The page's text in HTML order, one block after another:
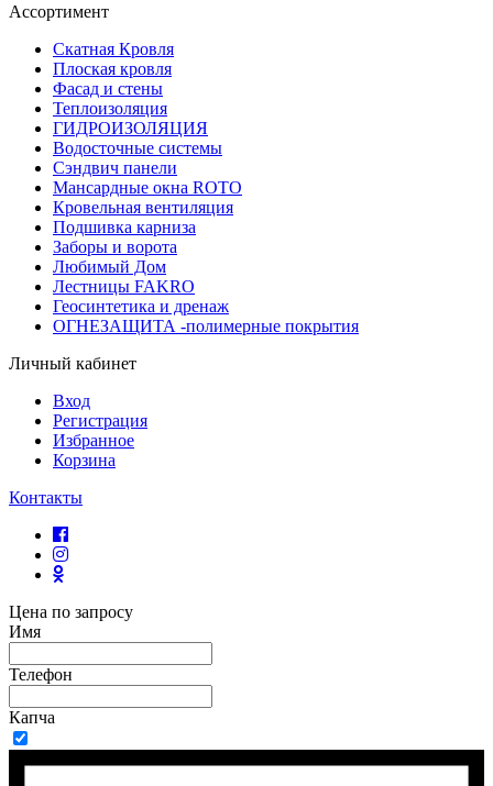
Ассортимент
Скатная Кровля
Плоская кровля
Фасад и стены
Теплоизоляция
ГИДРОИЗОЛЯЦИЯ
Водосточные системы
Сэндвич панели
Мансардные окна ROTO
Кровельная вентиляция
Подшивка карниза
Заборы и ворота
Любимый Дом
Лестницы FAKRO
Геосинтетика и дренаж
ОГНЕЗАЩИТА -полимерные покрытия
Личный кабинет
Вход
Регистрация
Избранное
Корзина
Контакты
Цена по запросу
Имя
Телефон
Капча